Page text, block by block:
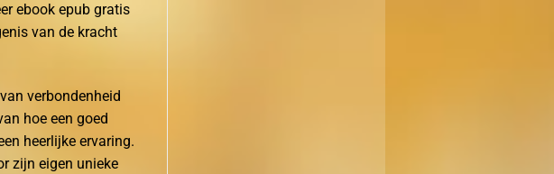
ebook epub gratis
van de kracht
verbondenheid
hoe een goed
heerlijke ervaring.
zijn eigen unieke